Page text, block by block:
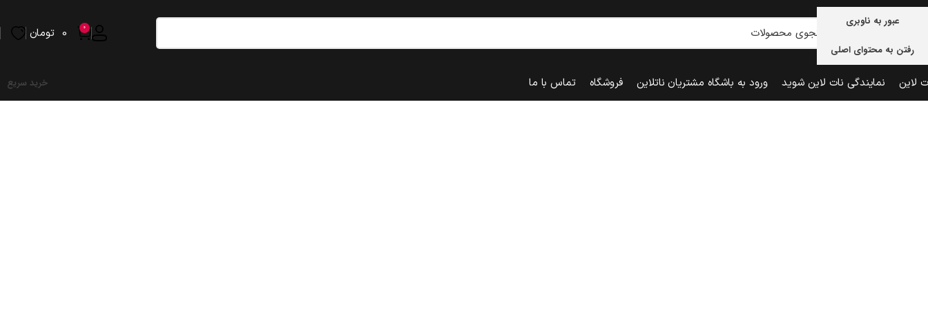
عبور به ناوبری
رفتن به محتوای اصلی
0
0 تومان
لاین نمایندگی نات لاین شوید ورود به باشگاه مشتریان ناتلاین فروشگاه تماس با ما خرید سریع